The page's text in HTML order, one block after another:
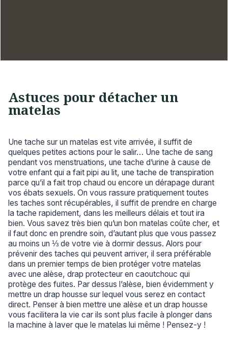
Astuces pour détacher un
matelas
Une tache sur un matelas est vite arrivée, il suffit de
quelques petites actions pour le salir… Une tache de sang
pendant vos menstruations, une tache d’urine à cause de
votre enfant qui a fait pipi au lit, une tache de transpiration
parce qu’il a fait trop chaud ou encore un dérapage durant
vos ébats sexuels. On vous rassure pratiquement toutes
les taches sont récupérables, il suffit de prendre en charge
la tache rapidement, dans les meilleurs délais et tout ira
bien. Vous savez très bien qu’un bon matelas coûte cher, et
il faut donc en prendre soin, d’autant plus que vous passez
au moins un ⅓ de votre vie à dormir dessus. Alors pour
prévenir des taches qui peuvent arriver, il sera préférable
dans un premier temps de bien protéger votre matelas
avec une alèse, drap protecteur en caoutchouc qui
protège des fuites. Par dessus l’alèse, bien évidemment y
mettre un drap housse sur lequel vous serez en contact
direct. Penser à bien mettre une alèse et un drap housse
vous facilitera la vie car ils sont plus facile à plonger dans
la machine à laver que le matelas lui même ! Pensez-y !